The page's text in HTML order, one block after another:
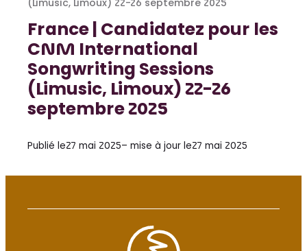
(Limusic, Limoux) 22-26 septembre 2025
France | Candidatez pour les
CNM International
Songwriting Sessions
(Limusic, Limoux) 22-26
septembre 2025
Publié le27 mai 2025– mise à jour le27 mai 2025